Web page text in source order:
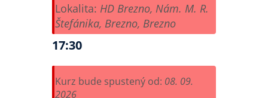
Lokalita: HD Brezno, Nám. M. R.
Štefánika, Brezno, Brezno
17:30
Kurz bude spustený od: 08. 09.
2026